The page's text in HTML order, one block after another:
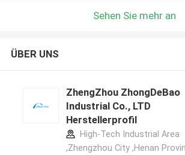
Sehen Sie mehr an
ÜBER UNS
ZhengZhou ZhongDeBao
Industrial Co., LTD
Herstellerprofil
High-Tech Industrial Area
,Zhengzhou City ,Henan